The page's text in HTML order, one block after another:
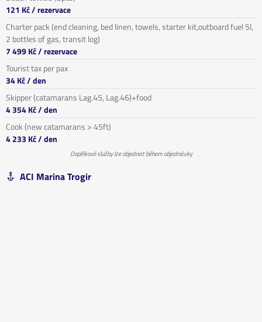
121 Kč/ rezervace
Charter pack (end cleaning, bed linen, towels, starter kit,outboard fuel 5l,
2 bottles of gas, transit log)
7 499 Kč/ rezervace
Tourist tax per pax
34 Kč/ den
Skipper (catamarans Lag.45, Lag.46)+food
4 354 Kč/ den
Cook (new catamarans > 45ft)
4 233 Kč/ den
Doplňkové služby lze objednat během objednávky
ACI Marina Trogir